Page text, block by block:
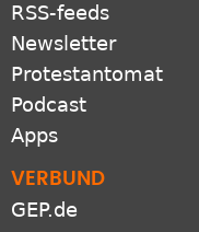
RSS-feeds
Newsletter
Protestantomat
Podcast
Apps
VERBUND
GEP.de